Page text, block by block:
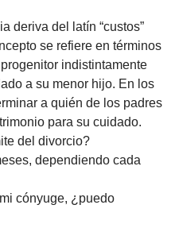
deriva del latín “custos”
se refiere en términos
indistintamente
a su menor hijo. En los
a quién de los padres
para su cuidado.
del divorcio?
dependiendo cada
cónyuge, ¿puedo